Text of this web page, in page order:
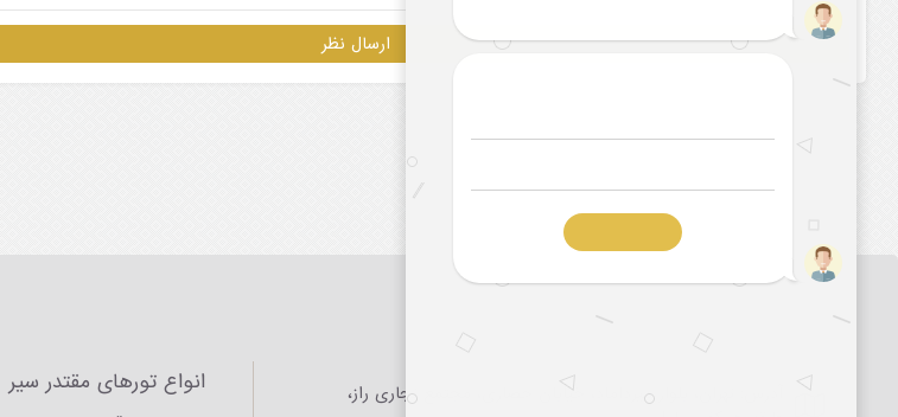
آدرس: تهران، بلوار میرداماد، خیابان حصاری، مجتمع تجاری راز،
انواع تورهای مقتدر سیر